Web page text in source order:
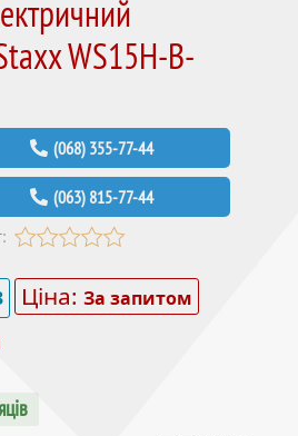
WS15H-B-
(068) 355-77-44
(063) 815-77-44
Ціна: За запитом